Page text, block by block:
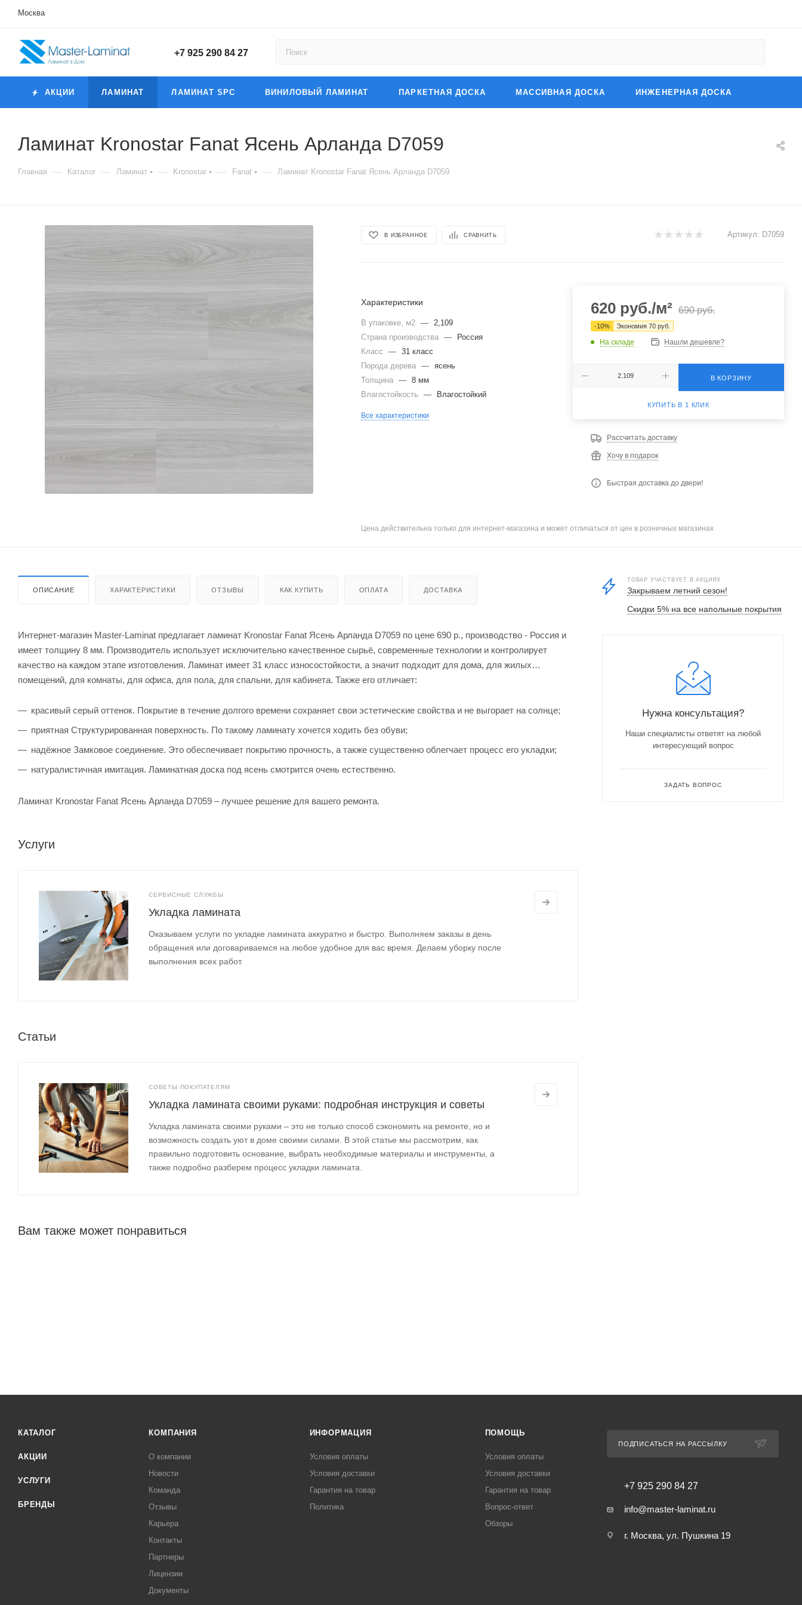
Москва
+7 925 290 84 27
АКЦИИ ЛАМИНАТ ЛАМИНАТ SPC ВИНИЛОВЫЙ ЛАМИНАТ ПАРКЕТНАЯ ДОСКА МАССИВНАЯ ДОСКА ИНЖЕНЕРНАЯ ДОСКА
Ламинат Kronostar Fanat Ясень Арланда D7059
Главная — Каталог — Ламинат — Kronostar — Fanat — Ламинат Kronostar Fanat Ясень Арланда D7059
В ИЗБРАННОЕ СРАВНИТЬ Артикул: D7059
Характеристики
В упаковке, м2 —
2,109
Страна производства
—
Россия
Класс
—
31 класс
Порода дерева
—
ясень
Толщина
—
8 мм
Влагостойкость
— Влагостойкий
Все характеристики
620руб./м² 690руб.
-10% Экономия 70руб.
На складе Нашли дешевле?
В КОРЗИНУ
КУПИТЬ В 1 КЛИК
Рассчитать доставку
Хочу в подарок
Быстрая доставка до двери!
Цена действительна только для интернет-магазина и может отличаться от цен в розничных магазинах
ОПИСАНИЕ ХАРАКТЕРИСТИКИ ОТЗЫВЫ КАК КУПИТЬ ОПЛАТА ДОСТАВКА
Интернет-магазин Master-Laminat предлагает ламинат Kronostar Fanat Ясень Арланда D7059 по цене 690 р., производство - Россия и
имеет толщину 8 мм. Производитель использует исключительно качественное сырьё, современные технологии и контролирует
качество на каждом этапе изготовления. Ламинат имеет 31 класс износостойкости, а значит подходит для дома, для жилых
помещений, для комнаты, для офиса, для пола, для спальни, для кабинета. Также его отличает:
красивый серый оттенок. Покрытие в течение долгого времени сохраняет свои эстетические свойства и не выгорает на солнце;
приятная Структурированная поверхность. По такому ламинату хочется ходить без обуви;
надёжное Замковое соединение. Это обеспечивает покрытию прочность, а также существенно облегчает процесс его укладки;
натуралистичная имитация. Ламинатная доска под ясень смотрится очень естественно.
Ламинат Kronostar Fanat Ясень Арланда D7059 – лучшее решение для вашего ремонта.
Услуги
СЕРВИСНЫЕ СЛУЖБЫ
Укладка ламината
Оказываем услуги по укладке ламината аккуратно и быстро. Выполняем заказы в день
обращения или договариваемся на любое удобное для вас время. Делаем уборку после
выполнения всех работ.
Статьи
СОВЕТЫ ПОКУПАТЕЛЯМ
Укладка ламината своими руками: подробная инструкция и советы
Укладка ламината своими руками – это не только способ сэкономить на ремонте, но и
возможность создать уют в доме своими силами. В этой статье мы рассмотрим, как
правильно подготовить основание, выбрать необходимые материалы и инструменты, а
также подробно разберем процесс укладки ламината.
Вам также может понравиться
ТОВАР УЧАСТВУЕТ В АКЦИЯХ
Закрываем летний сезон!
Скидки 5% на все напольные покрытия
Нужна консультация?
Наши специалисты ответят на любой
интересующий вопрос
ЗАДАТЬ ВОПРОС
КАТАЛОГ
АКЦИИ
УСЛУГИ
БРЕНДЫ
КОМПАНИЯ
О компании
Новости
Команда
Отзывы
Карьера
Контакты
Партнеры
Лицензии
Документы
ИНФОРМАЦИЯ
Условия оплаты
Условия доставки
Гарантия на товар
Политика
ПОМОЩЬ
Условия оплаты
Условия доставки
Гарантия на товар
Вопрос-ответ
Обзоры
ПОДПИСАТЬСЯ НА РАССЫЛКУ
+7 925 290 84 27
info@master-laminat.ru
г. Москва, ул. Пушкина 19